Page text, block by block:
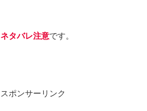
ネタバレ注意です。
スポンサーリンク